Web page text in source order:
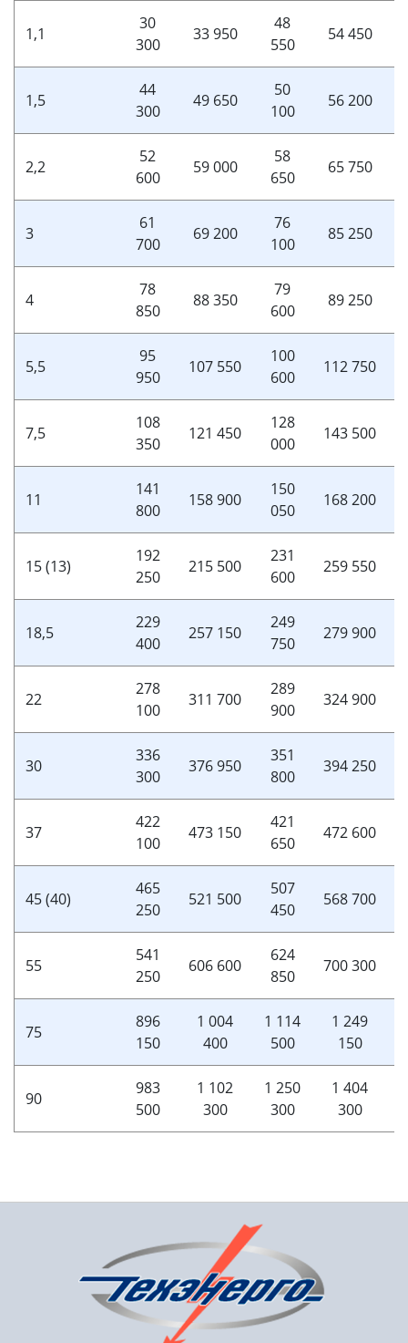
1,1
30
300
33 950
48
550
54 450
1,5
44
300
49 650
50
100
56 200
2,2
52
600
59 000
58
650
65 750
3
61
700
69 200
76
100
85 250
4
78
850
88 350
79
600
89 250
5,5
95
950
107 550
100
600
112 750
7,5
108
350
121 450
128
000
143 500
11
141
800
158 900
150
050
168 200
15 (13)
192
250
215 500
231
600
259 550
18,5
229
400
257 150
249
750
279 900
22
278
100
311 700
289
900
324 900
30
336
300
376 950
351
800
394 250
37
422
100
473 150
421
650
472 600
45 (40)
465
250
521 500
507
450
568 700
55
541
250
606 600
624
850
700 300
75
896
150
1 004
400
1 114
500
1 249
150
90
983
500
1 102
300
1 250
300
1 404
300